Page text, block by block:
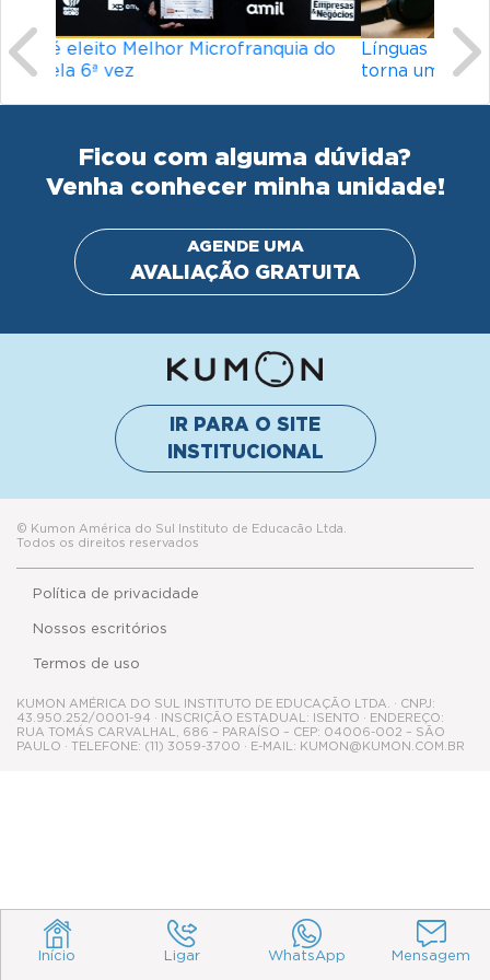
Início Ligar WhatsApp Mensagem
Línguas mais difíceis do mundo: o que
torna um idioma desafiador?
Ficou com alguma dúvida?
Venha conhecer minha unidade!
AGENDE UMA
AVALIAÇÃO GRATUITA
IR PARA O SITE
INSTITUCIONAL
© Kumon América do Sul Instituto de Educacão Ltda.
Todos os direitos reservados
Política de privacidade
Termos de uso
Nossos escritórios
KUMON AMÉRICA DO SUL INSTITUTO DE EDUCAÇÃO LTDA. · CNPJ:
43.950.252/0001-94 · INSCRIÇÃO ESTADUAL: ISENTO · ENDEREÇO:
RUA TOMÁS CARVALHAL, 686 – PARAÍSO – CEP: 04006-002 – SÃO
PAULO · TELEFONE: (11) 3059-3700 · E-MAIL: KUMON@KUMON.COM.BR